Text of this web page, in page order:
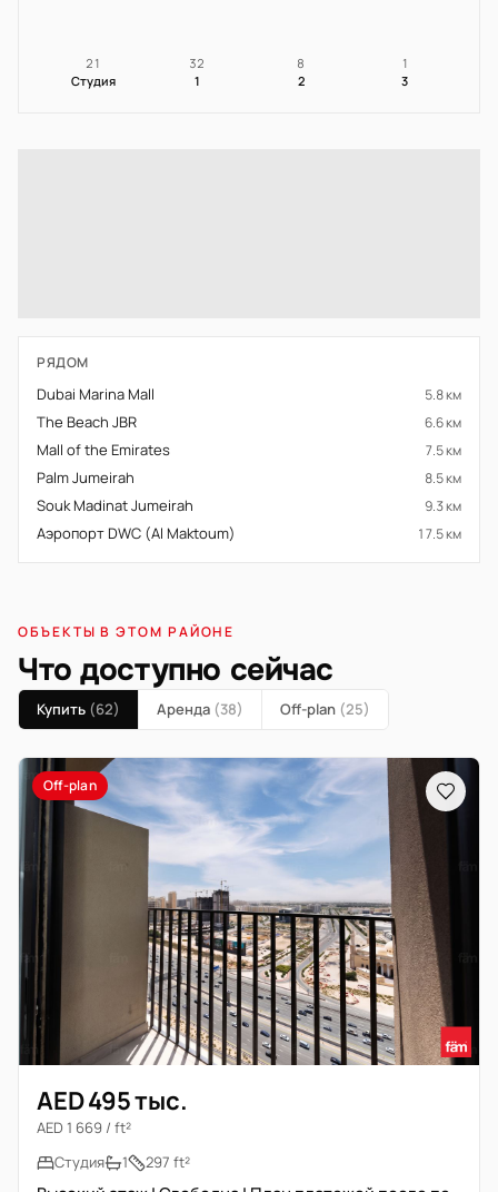
21
Студия
32
1
8
2
1
3
РЯДОМ
Dubai Marina Mall 5.8 км
The Beach JBR 6.6 км
Mall of the Emirates 7.5 км
Palm Jumeirah 8.5 км
Souk Madinat Jumeirah 9.3 км
Аэропорт DWC (Al Maktoum) 17.5 км
ОБЪЕКТЫ В ЭТОМ РАЙОНЕ
Что доступно сейчас
Купить (62) Аренда (38) Off-plan (25)
Off-plan
AED 495 тыс.
AED 1 669 / ft²
Студия
1 297 ft²